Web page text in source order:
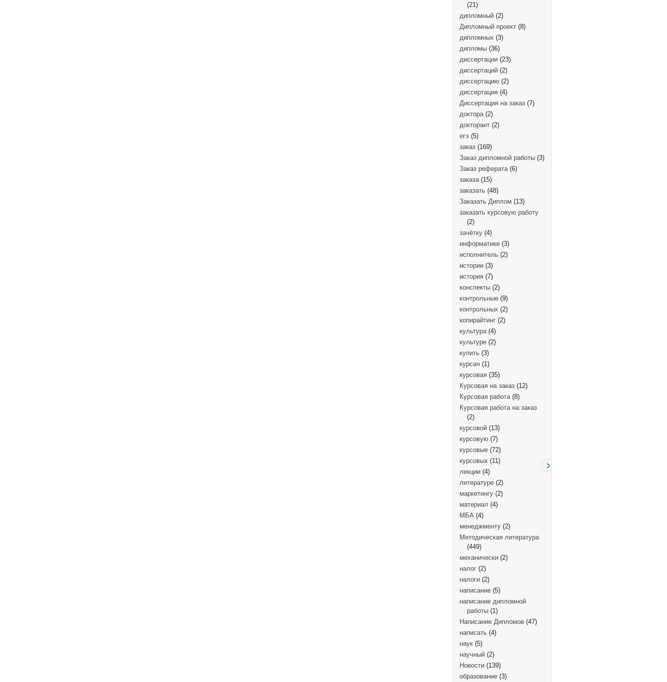
(21)
дипломный (2)
Дипломный проект (8)
дипломных (3)
дипломы (36)
диссертации (23)
диссертаций (2)
диссертацию (2)
диссертация (4)
Диссертация на заказ (7)
доктора (2)
докторант (2)
егэ (5)
заказ (169)
Заказ дипломной работы (3)
Заказ реферата (6)
заказа (15)
заказать (48)
Заказать Диплом (13)
заказать курсовую работу
(2)
зачётку (4)
информатике (3)
исполнитель (2)
истории (3)
история (7)
конспекты (2)
контрольные (9)
контрольных (2)
копирайтинг (2)
культура (4)
культуре (2)
купить (3)
курсач (1)
курсовая (35)
Курсовая на заказ (12)
Курсовая работа (8)
Курсовая работа на заказ
(2)
курсовой (13)
курсовую (7)
курсовые (72)
курсовых (11)
лекции (4)
литературе (2)
маркетингу (2)
материал (4)
МБА (4)
менеджменту (2)
Методическая литература
(449)
механически (2)
налог (2)
налоги (2)
написание (5)
написание дипломной
работы (1)
Написание Дипломов (47)
написать (4)
наук (5)
научный (2)
Новости (139)
образование (3)